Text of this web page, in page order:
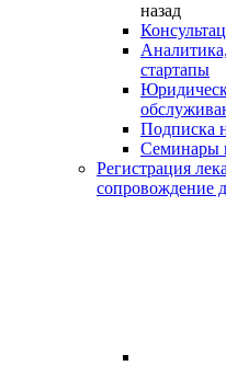
назад
стартапы
Подписка
Семинары
Регистрация
сопровождение